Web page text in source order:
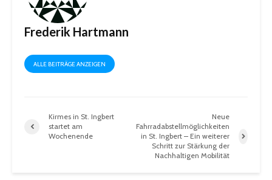
Frederik Hartmann
ALLE BEITRÄGE ANZEIGEN
Kirmes in St. Ingbert
startet am
Wochenende
Neue
Fahrradabstellmöglichkeiten
in St. Ingbert – Ein weiterer
Schritt zur Stärkung der
Nachhaltigen Mobilität